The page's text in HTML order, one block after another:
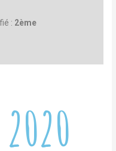
: 2ème